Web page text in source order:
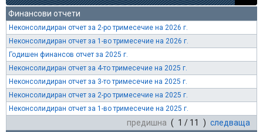
Финансови отчети
Неконсолидиран отчет за 2-ро тримесечие на 2026 г.
Неконсолидиран отчет за 1-во тримесечие на 2026 г.
Годишен финансов отчет за 2025 г.
Неконсолидиран отчет за 4-то тримесечие на 2025 г.
Неконсолидиран отчет за 3-то тримесечие на 2025 г.
Неконсолидиран отчет за 2-ро тримесечие на 2025 г.
Неконсолидиран отчет за 1-во тримесечие на 2025 г.
предишна ( 1 / 11 ) следваща